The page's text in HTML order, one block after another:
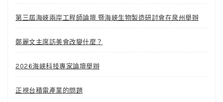
第三屆海峽兩岸工程師論壇 暨海峽生物製造研討會在泉州舉辦
鄭麗文主席訪美會改變什麼？
2026海峽科技專家論壇舉辦
正視台積電產業的問題